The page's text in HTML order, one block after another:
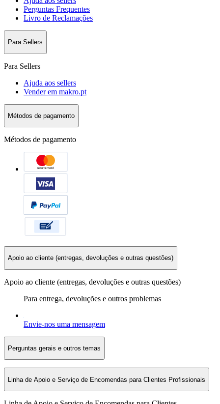
Perguntas Frequentes
Livro de Reclamações
Para Sellers
Para Sellers
Ajuda aos sellers
Vender em makro.pt
Métodos de pagamento
Métodos de pagamento
Apoio ao cliente (entregas, devoluções e outras questões)
Apoio ao cliente (entregas, devoluções e outras questões)
Para entrega, devoluções e outros problemas
Envie-nos uma mensagem
Perguntas gerais e outros temas
Linha de Apoio e Serviço de Encomendas para Clientes Profissionais